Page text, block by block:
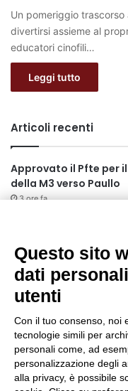
Un pomeriggio
divertirsi assieme al
educatori cinofili…
Leggi tutto
Articoli recenti
Approvato il Pfte per
della M3 verso Paullo
3 ore fa
75 anni di INFN. La
futuro della ricerca in
fondamentale in Italia
3 ore fa
Milano Aiuta Estate,
assistenza attivate
5 ore fa
Il potenziale
curiosità guida
Questo sito
dati
utenti
Con il tuo consenso, noi
tecnologie simili per
personali come, ad
personalizzazione degli
alla privacy, è possibile